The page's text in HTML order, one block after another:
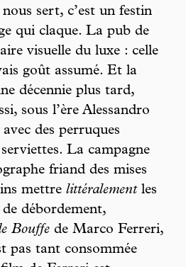
sert, c’est un festin
qui claque. La pub de
visuelle du luxe : celle
goût assumé. Et la
décennie plus tard,
sous l’ère Alessandro
des perruques
La campagne
friand des mises
mettre littéralement les
débordement,
Bouffe de Marco Ferreri,
pas tant consommée